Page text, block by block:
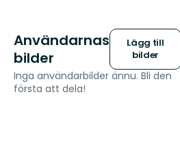
Användarnas
bilder
Lägg till
bilder
Inga användarbilder ännu. Bli den
första att dela!